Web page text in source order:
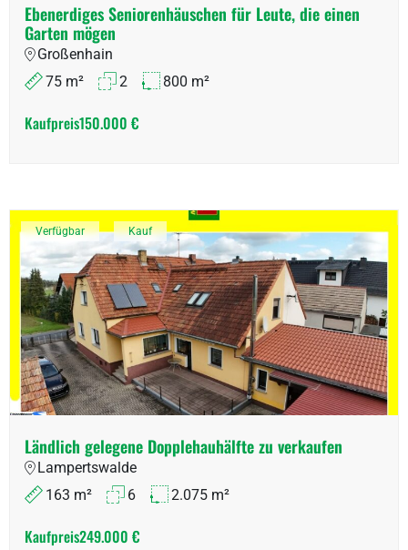
Ebenerdiges Seniorenhäuschen für Leute, die einen
Garten mögen
Großenhain
75 m²
2 800 m²
Kaufpreis150.000 €
Verfügbar Kauf
Ländlich gelegene Dopplehauhälfte zu verkaufen
Lampertswalde
163 m²
6 2.075 m²
Kaufpreis249.000 €